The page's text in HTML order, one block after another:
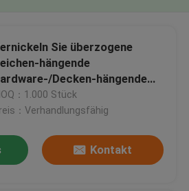
Sie überzogene
hängende
Decken-hängende
hohe Präzision
：1.000 Stück
：Verhandlungsfähig
Kontakt